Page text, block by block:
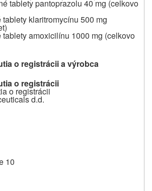
tablety pantoprazolu 40 mg (celkovo
klaritromycínu 500 mg
amoxicilínu 1000 mg (celkovo
o registrácii a výrobca
o registrácii
o registrácii
d.d.
10